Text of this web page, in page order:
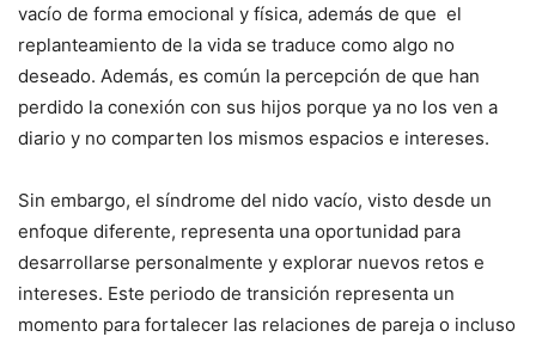
vacío de forma emocional y física, además de que el
replanteamiento de la vida se traduce como algo no
deseado. Además, es común la percepción de que han
perdido la conexión con sus hijos porque ya no los ven a
diario y no comparten los mismos espacios e intereses.
Sin embargo, el síndrome del nido vacío, visto desde un
enfoque diferente, representa una oportunidad para
desarrollarse personalmente y explorar nuevos retos e
intereses. Este periodo de transición representa un
momento para fortalecer las relaciones de pareja o incluso